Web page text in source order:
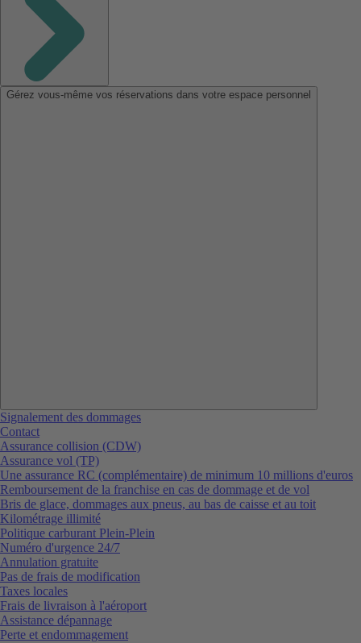
Gérez vous-même vos réservations dans votre espace personnel
Signalement des dommages
Contact
Assurance collision (CDW)
Assurance vol (TP)
Une assurance RC (complémentaire) de minimum 10 millions d'euros
Remboursement de la franchise en cas de dommage et de vol
Bris de glace, dommages aux pneus, au bas de caisse et au toit
Kilométrage illimité
Politique carburant Plein-Plein
Numéro d'urgence 24/7
Annulation gratuite
Pas de frais de modification
Taxes locales
Frais de livraison à l'aéroport
Assistance dépannage
Perte et endommagement